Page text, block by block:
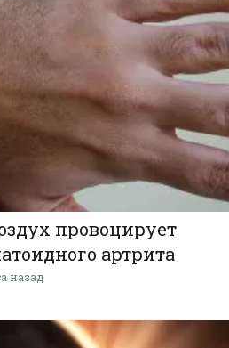
провоцирует
артрита
назад